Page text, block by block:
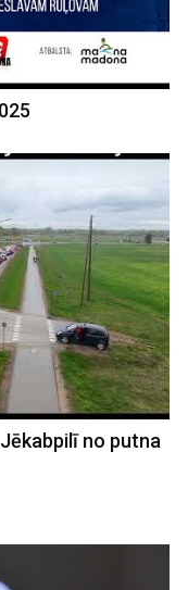
no putna